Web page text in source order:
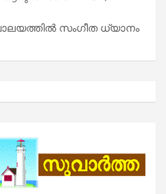
സംഗീത ധ്യാനം